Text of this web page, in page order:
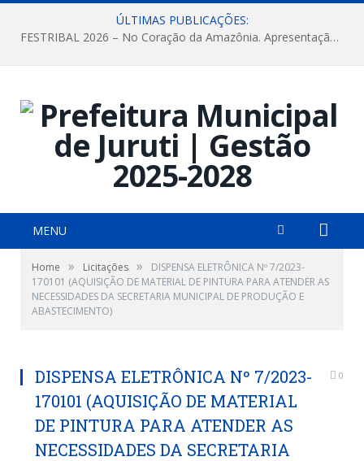
ÚLTIMAS PUBLICAÇÕES:
FESTRIBAL 2026 – No Coração da Amazônia. Apresentação da Munduruku.
MENU
Home » Licitações »
DISPENSA ELETRÔNICA Nº 7/2023-
170101 (AQUISIÇÃO DE MATERIAL DE PINTURA PARA ATENDER AS
NECESSIDADES DA SECRETARIA MUNICIPAL DE PRODUÇÃO E
ABASTECIMENTO)
DISPENSA ELETRÔNICA Nº 7/2023-
170101 (AQUISIÇÃO DE MATERIAL
DE PINTURA PARA ATENDER AS
NECESSIDADES DA SECRETARIA
0